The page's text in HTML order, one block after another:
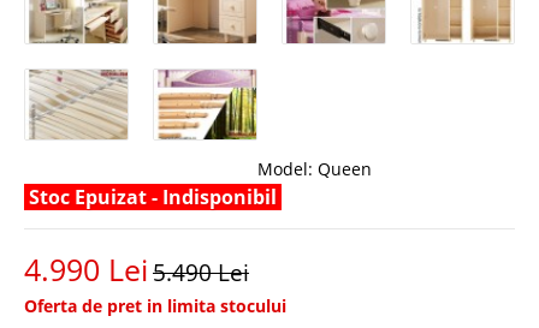
Model: Queen
Stoc Epuizat - Indisponibil
4.990 Lei5.490 Lei
Oferta de pret in limita stocului